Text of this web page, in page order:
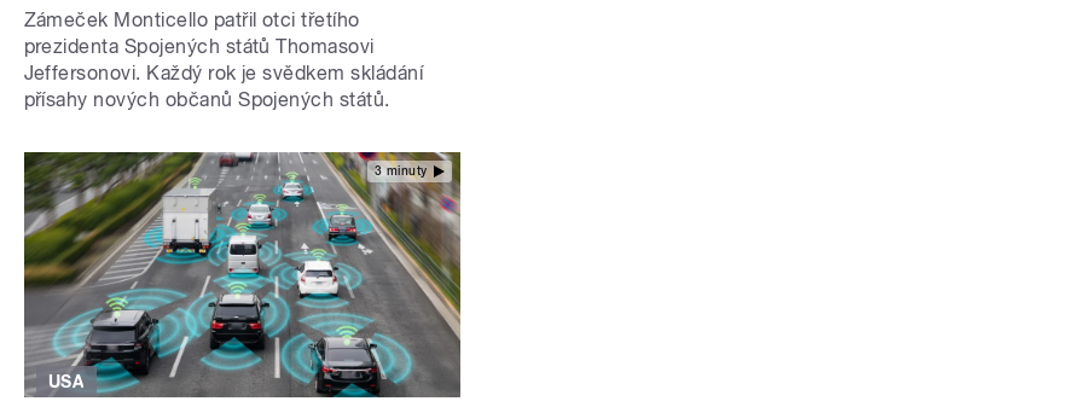
Zámeček Monticello patřil otci třetího
prezidenta Spojených států Thomasovi
Jeffersonovi. Každý rok je svědkem skládání
přísahy nových občanů Spojených států.
3 minuty
USA